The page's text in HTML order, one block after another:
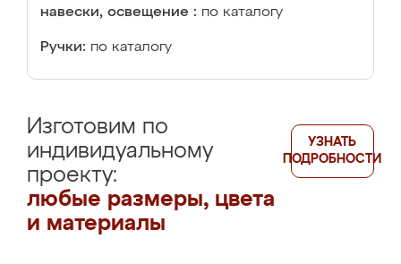
навески, освещение : по каталогу
Ручки: по каталогу
Изготовим по
индивидуальному
проекту:
любые размеры, цвета
и материалы
УЗНАТЬ
ПОДРОБНОСТИ